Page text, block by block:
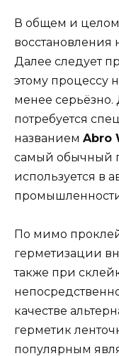
В общем и
восстановления
Далее следует
этому процессу
менее серьёзно.
потребуется
названием Abro
самый обычный
используется в
По мимо
герметизации
также при
качестве
герметик
популярным